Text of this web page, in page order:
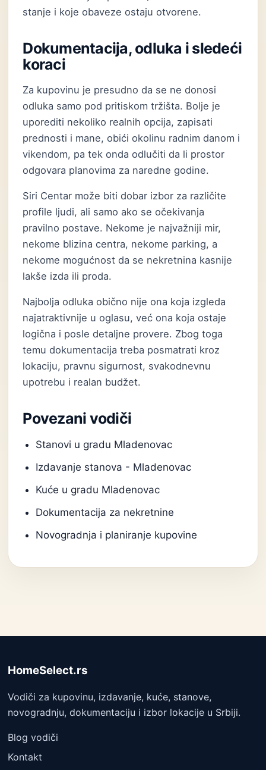
stanje i koje obaveze ostaju otvorene.
Dokumentacija, odluka i sledeći
koraci
Za kupovinu je presudno da se ne donosi
odluka samo pod pritiskom tržišta. Bolje je
uporediti nekoliko realnih opcija, zapisati
prednosti i mane, obići okolinu radnim danom i
vikendom, pa tek onda odlučiti da li prostor
odgovara planovima za naredne godine.
Siri Centar može biti dobar izbor za različite
profile ljudi, ali samo ako se očekivanja
pravilno postave. Nekome je najvažniji mir,
nekome blizina centra, nekome parking, a
nekome mogućnost da se nekretnina kasnije
lakše izda ili proda.
Najbolja odluka obično nije ona koja izgleda
najatraktivnije u oglasu, već ona koja ostaje
logična i posle detaljne provere. Zbog toga
temu dokumentacija treba posmatrati kroz
lokaciju, pravnu sigurnost, svakodnevnu
upotrebu i realan budžet.
Povezani vodiči
Stanovi u gradu Mladenovac
Izdavanje stanova - Mladenovac
Kuće u gradu Mladenovac
Dokumentacija za nekretnine
Novogradnja i planiranje kupovine
HomeSelect.rs
Vodiči za kupovinu, izdavanje, kuće, stanove,
novogradnju, dokumentaciju i izbor lokacije u Srbiji.
Blog vodiči
Kontakt